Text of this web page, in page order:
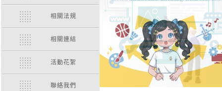
相關法規
相關連結
活動花絮
聯絡我們